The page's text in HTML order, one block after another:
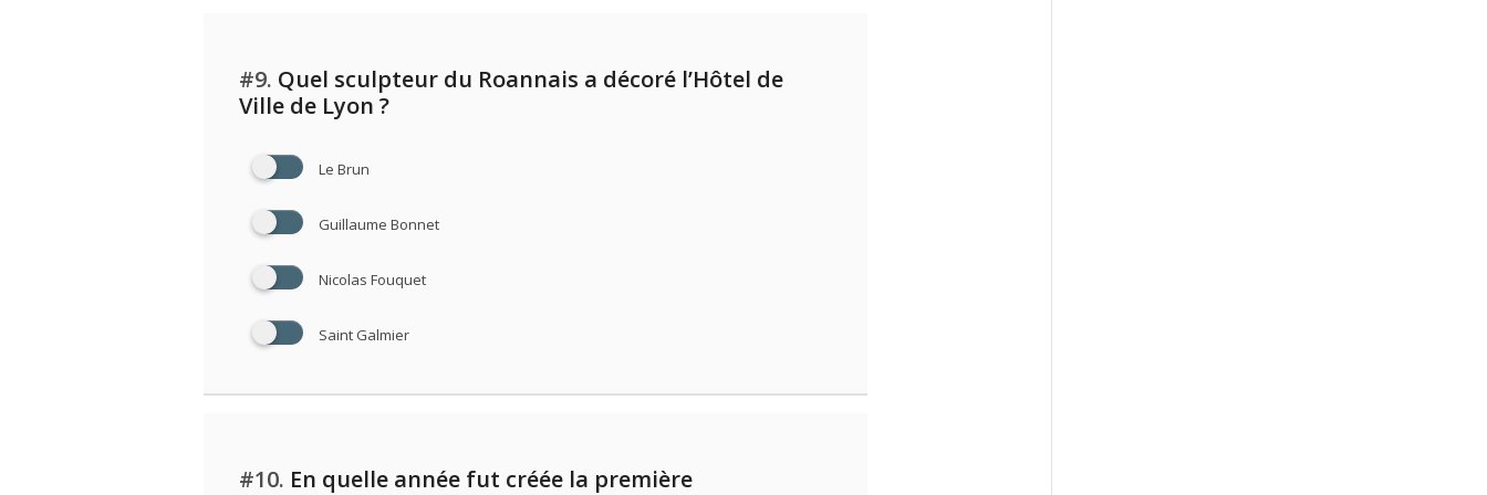
#9. Quel sculpteur du Roannais a décoré l’Hôtel de
Ville de Lyon ?
Le Brun
Guillaume Bonnet
Nicolas Fouquet
Saint Galmier
#10. En quelle année fut créée la première